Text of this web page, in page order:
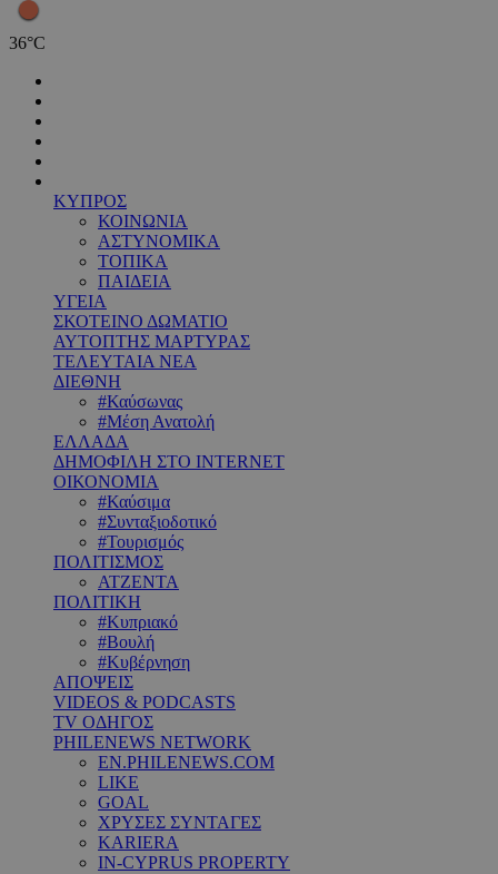
36°C
ΚΥΠΡΟΣ
ΚΟΙΝΩΝΙΑ
ΑΣΤΥΝΟΜΙΚΑ
ΤΟΠΙΚΑ
ΠΑΙΔΕΙΑ
ΥΓΕΙΑ
ΣΚΟΤΕΙΝΟ ΔΩΜΑΤΙΟ
ΑΥΤΟΠΤΗΣ ΜΑΡΤΥΡΑΣ
ΤΕΛΕΥΤΑΙΑ ΝΕΑ
ΔΙΕΘΝΗ
#Καύσωνας
#Μέση Ανατολή
ΕΛΛΑΔΑ
ΔΗΜΟΦΙΛΗ ΣΤΟ INTERNET
ΟΙΚΟΝΟΜΙΑ
#Καύσιμα
#Συνταξιοδοτικό
#Τουρισμός
ΠΟΛΙΤΙΣΜΟΣ
ΑΤΖΕΝΤΑ
ΠΟΛΙΤΙΚΗ
#Κυπριακό
#Βουλή
#Κυβέρνηση
ΑΠΟΨΕΙΣ
VIDEOS & PODCASTS
TV ΟΔΗΓΟΣ
PHILENEWS NETWORK
EN.PHILENEWS.COM
LIKE
GOAL
ΧΡΥΣΕΣ ΣΥΝΤΑΓΕΣ
KARIERA
IN-CYPRUS PROPERTY